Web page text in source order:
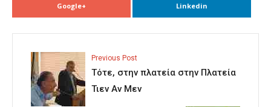
Google+ Linkedin
Previous Post
Τότε, στην πλατεία στην Πλατεία
Τιεν Αν Μεν